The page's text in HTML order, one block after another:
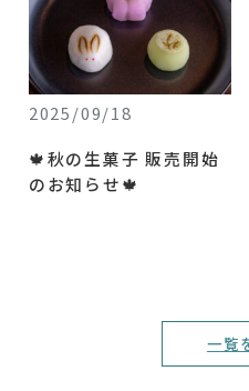
2025/09/18
🍁秋の生菓子 販売開始
のお知らせ🍁
一覧